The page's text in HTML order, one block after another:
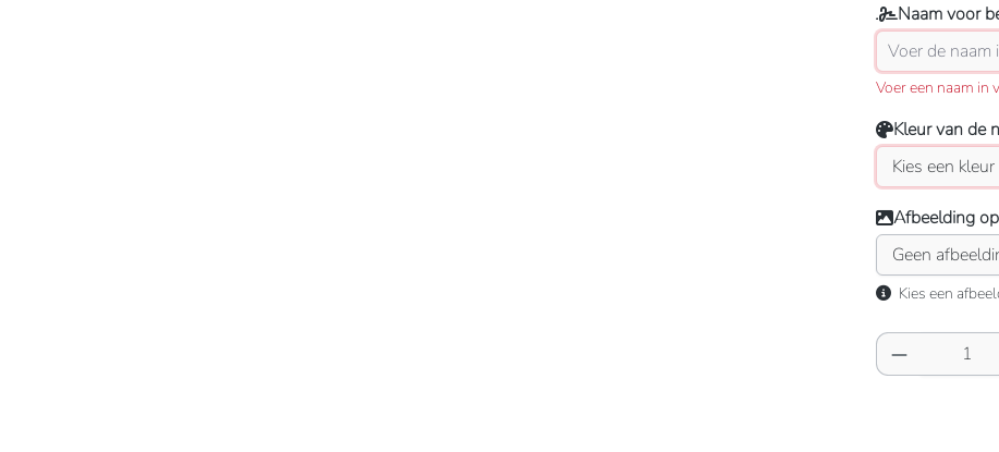
Naam voor
Voer een naam in
Kleur van de
Afbeelding
Kies een